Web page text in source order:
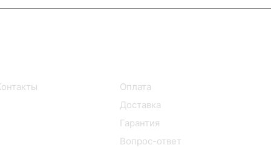
Оплата
Доставка
Гарантия
Вопрос-ответ